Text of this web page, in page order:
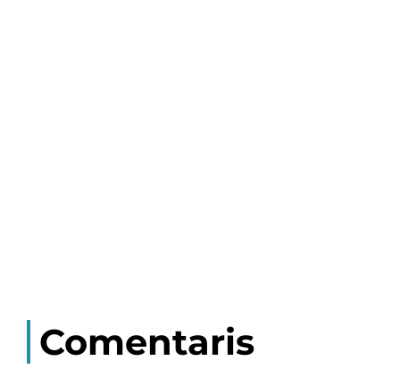
Comentaris